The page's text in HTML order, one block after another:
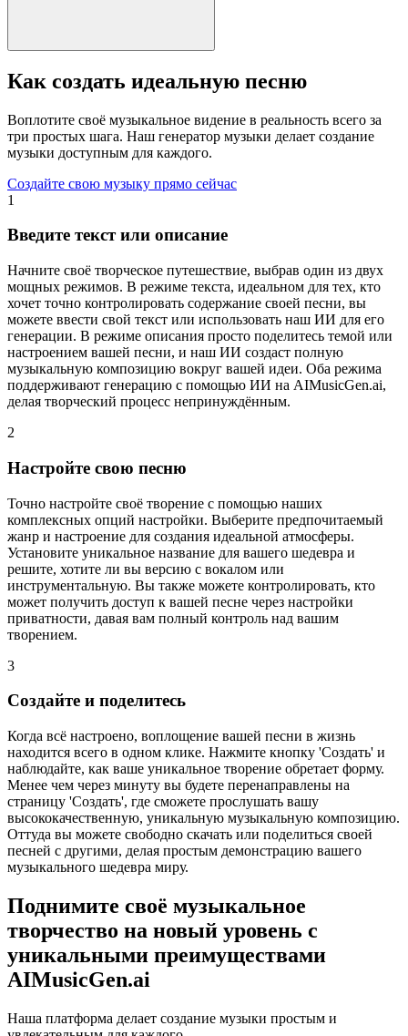
Как создать идеальную песню
Воплотите своё музыкальное видение в реальность всего за
три простых шага. Наш генератор музыки делает создание
музыки доступным для каждого.
Создайте свою музыку прямо сейчас
1
Введите текст или описание
Начните своё творческое путешествие, выбрав один из двух
мощных режимов. В режиме текста, идеальном для тех, кто
хочет точно контролировать содержание своей песни, вы
можете ввести свой текст или использовать наш ИИ для его
генерации. В режиме описания просто поделитесь темой или
настроением вашей песни, и наш ИИ создаст полную
музыкальную композицию вокруг вашей идеи. Оба режима
поддерживают генерацию с помощью ИИ на AIMusicGen.ai,
делая творческий процесс непринуждённым.
2
Настройте свою песню
Точно настройте своё творение с помощью наших
комплексных опций настройки. Выберите предпочитаемый
жанр и настроение для создания идеальной атмосферы.
Установите уникальное название для вашего шедевра и
решите, хотите ли вы версию с вокалом или
инструментальную. Вы также можете контролировать, кто
может получить доступ к вашей песне через настройки
приватности, давая вам полный контроль над вашим
творением.
3
Создайте и поделитесь
Когда всё настроено, воплощение вашей песни в жизнь
находится всего в одном клике. Нажмите кнопку 'Создать' и
наблюдайте, как ваше уникальное творение обретает форму.
Менее чем через минуту вы будете перенаправлены на
страницу 'Создать', где сможете прослушать вашу
высококачественную, уникальную музыкальную композицию.
Оттуда вы можете свободно скачать или поделиться своей
песней с другими, делая простым демонстрацию вашего
музыкального шедевра миру.
Поднимите своё музыкальное
творчество на новый уровень с
уникальными преимуществами
AIMusicGen.ai
Наша платформа делает создание музыки простым и